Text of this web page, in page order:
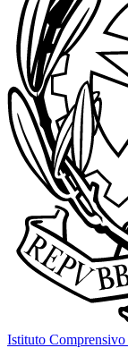
Istituto Comprensivo